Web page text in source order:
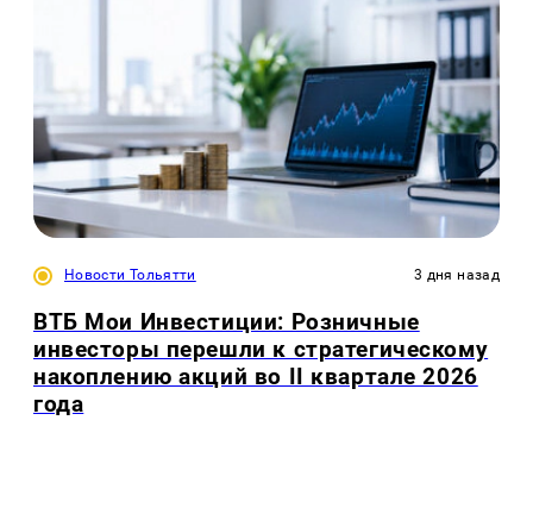
Новости Тольятти 3 дня назад
ВТБ Мои Инвестиции: Розничные
инвесторы перешли к стратегическому
накоплению акций во II квартале 2026
года